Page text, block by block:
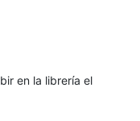
en la librería el